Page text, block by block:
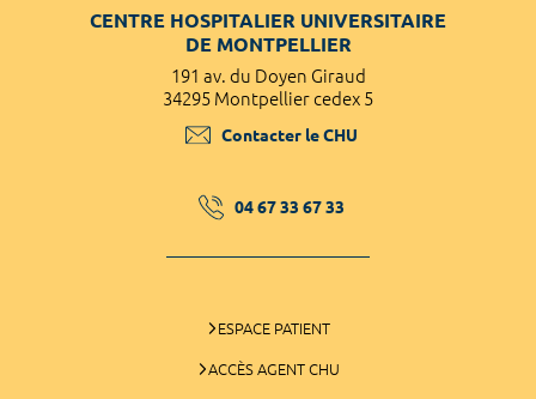
CENTRE HOSPITALIER UNIVERSITAIRE
DE MONTPELLIER
191 av. du Doyen Giraud
34295 Montpellier cedex 5
Contacter le CHU
04 67 33 67 33
ESPACE PATIENT
ACCÈS AGENT CHU